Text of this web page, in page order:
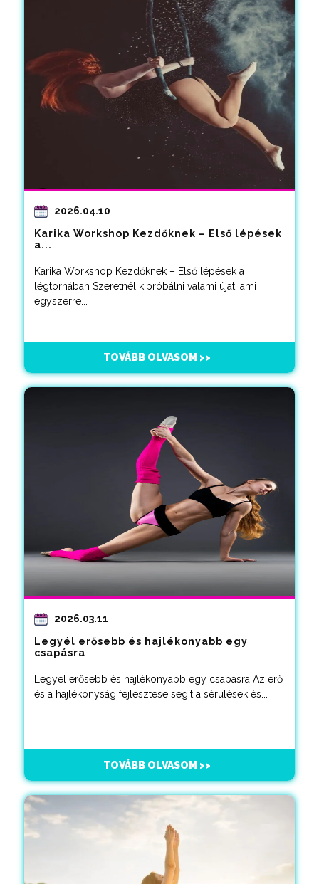
2026.04.10
Karika Workshop Kezdőknek – Első lépések
a...
Karika Workshop Kezdőknek – Első lépések a
légtornában Szeretnél kipróbálni valami újat, ami
egyszerre...
TOVÁBB OLVASOM >>
2026.03.11
Legyél erősebb és hajlékonyabb egy
csapásra
Legyél erősebb és hajlékonyabb egy csapásra Az erő
és a hajlékonyság fejlesztése segít a sérülések és...
TOVÁBB OLVASOM >>